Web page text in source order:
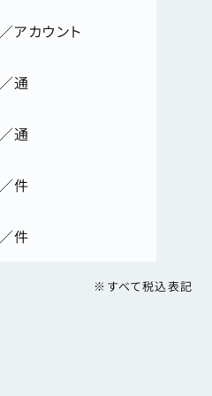
アカウント
通
通
件
件
すべて税込表記